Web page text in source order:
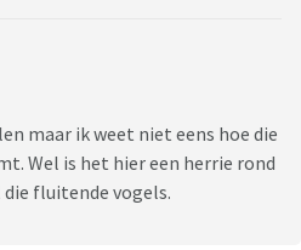
maar ik weet niet eens hoe die
Wel is het hier een herrie rond
fluitende vogels.